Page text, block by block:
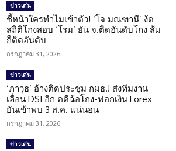
ข่าวเด่น
ชี้หน้าใครทำไมเข้าตัว! ‘โจ มณฑานี’ งัด
สถิติโกงสอบ ‘โรม’ ยัน จ.ติดอันดับโกง ส้ม
ก็ติดอันดับ
กรกฎาคม 31, 2026
ข่าวเด่น
‘ภาวุธ’ อ้างติดประชุม กมธ.! ส่งทีมงาน
เลื่อน DSI อีก คดีฉ้อโกง-ฟอกเงิน Forex
ยันเข้าพบ 3 ส.ค. แน่นอน
กรกฎาคม 31, 2026
ข่าวเด่น